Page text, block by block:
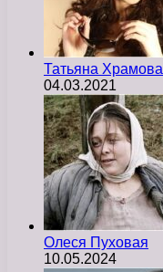
Татьяна Храмова
04.03.2021
Олеся Пуховая
10.05.2024